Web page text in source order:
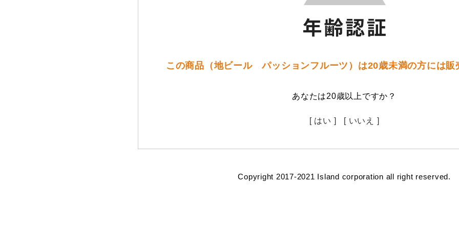
この商品（地ビール パッションフルーツ）は20歳未満の方には販
あなたは20歳以上ですか？
[ はい ] [ いいえ ]
Copyright 2017-2021 Island corporation all right reserved.